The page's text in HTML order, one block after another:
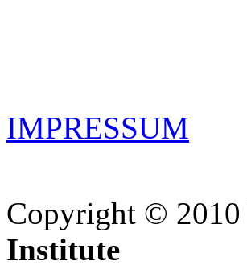
IMPRESSUM
Copyright © 2010
Institute